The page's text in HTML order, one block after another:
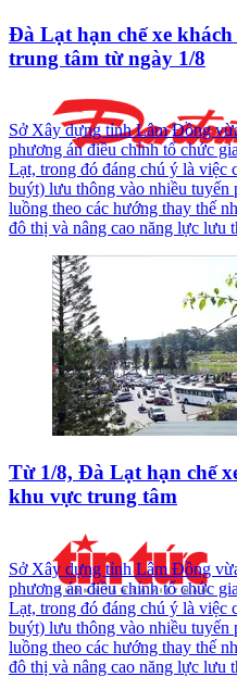
Đà Lạt hạn chế xe
trung tâm từ ngày 1/8
Sở Xây dựng tỉnh Lâm Đồng
phương án điều chỉnh tổ chức
Lạt, trong đó đáng chú ý là việc
buýt) lưu thông vào nhiều tuyến
luồng theo các hướng thay thế
đô thị và nâng cao năng lực lưu
Từ 1/8, Đà Lạt hạn chế
khu vực trung tâm
Sở Xây dựng tỉnh Lâm Đồng
phương án điều chỉnh tổ chức
Lạt, trong đó đáng chú ý là việc
buýt) lưu thông vào nhiều tuyến
luồng theo các hướng thay thế
đô thị và nâng cao năng lực lưu